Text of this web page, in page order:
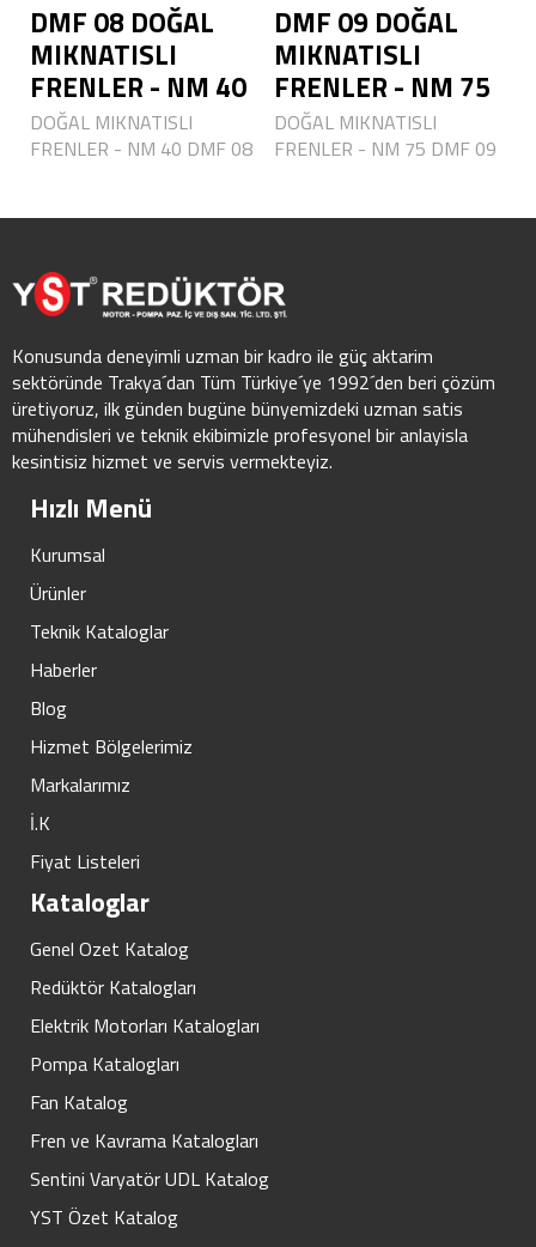
DMF 08 DOĞAL
MIKNATISLI
FRENLER - NM 40
DOĞAL MIKNATISLI
FRENLER - NM 40 DMF 08
DMF 09 DOĞAL
MIKNATISLI
FRENLER - NM 75
DOĞAL MIKNATISLI
FRENLER - NM 75 DMF 09
Konusunda deneyimli uzman bir kadro ile güç aktarim
sektöründe Trakya´dan Tüm Türkiye´ye 1992´den beri çözüm
üretiyoruz, ilk günden bugüne bünyemizdeki uzman satis
mühendisleri ve teknik ekibimizle profesyonel bir anlayisla
kesintisiz hizmet ve servis vermekteyiz.
Hızlı Menü
Kurumsal
Ürünler
Teknik Kataloglar
Haberler
Blog
Hizmet Bölgelerimiz
Markalarımız
İ.K
Fiyat Listeleri
Kataloglar
Genel Ozet Katalog
Redüktör Katalogları
Elektrik Motorları Katalogları
Pompa Katalogları
Fan Katalog
Fren ve Kavrama Katalogları
Sentini Varyatör UDL Katalog
YST Özet Katalog